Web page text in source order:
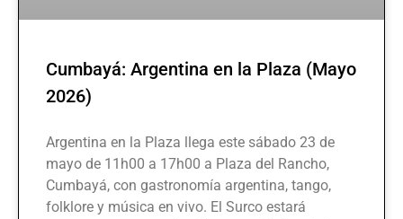
Cumbayá: Argentina en la Plaza (Mayo
2026)
Argentina en la Plaza llega este sábado 23 de
mayo de 11h00 a 17h00 a Plaza del Rancho,
Cumbayá, con gastronomía argentina, tango,
folklore y música en vivo. El Surco estará